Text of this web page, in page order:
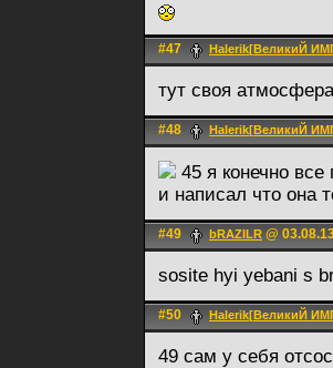
#47 Halerik[ВеликиЙ
тут своя
#48 Halerik[ВеликиЙ
45 я конечно
и написал что она
#49 bRAZILR @
sosite hyi yebani s
#50 Halerik[ВеликиЙ
49 сам у себя